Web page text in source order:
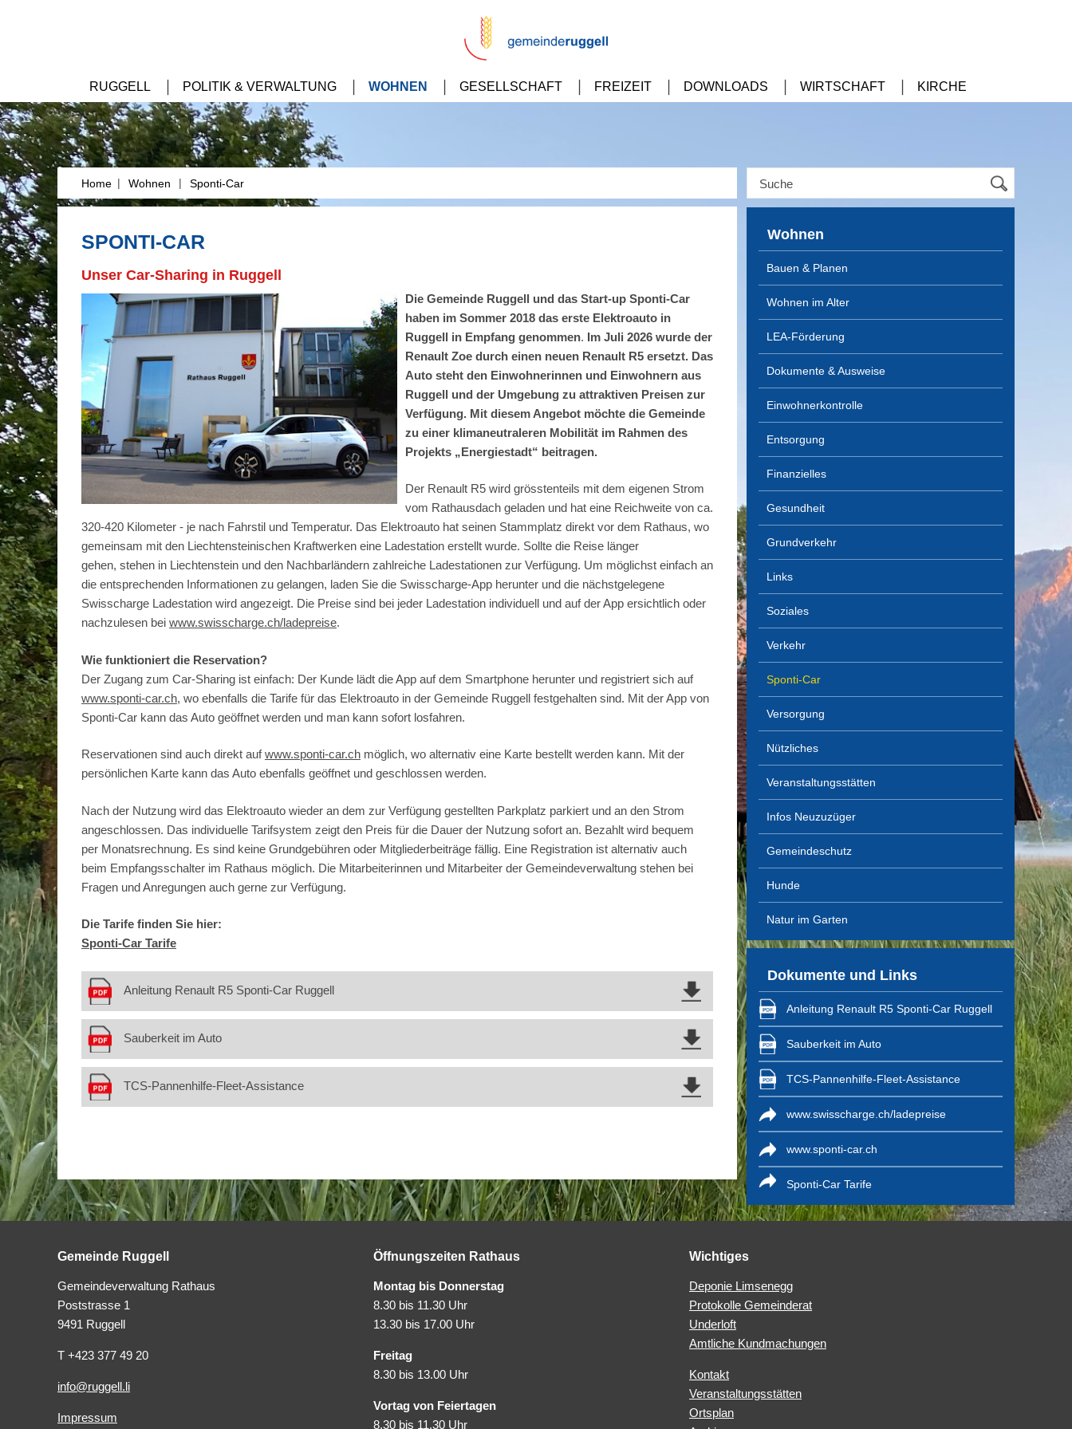
RUGGELL POLITIK & VERWALTUNG WOHNEN GESELLSCHAFT FREIZEIT DOWNLOADS WIRTSCHAFT KIRCHE
Home | Wohnen | Sponti-Car
SPONTI-CAR
Unser Car-Sharing in Ruggell
Die Gemeinde Ruggell und das Start-up Sponti-Car
haben im Sommer 2018 das erste Elektroauto in
Ruggell in Empfang genommen. Im Juli 2026 wurde der
Renault Zoe durch einen neuen Renault R5 ersetzt. Das
Auto steht den Einwohnerinnen und Einwohnern aus
Ruggell und der Umgebung zu attraktiven Preisen zur
Verfügung. Mit diesem Angebot möchte die Gemeinde
zu einer klimaneutraleren Mobilität im Rahmen des
Projekts „Energiestadt“ beitragen.
Der Renault R5 wird grösstenteils mit dem eigenen Strom
vom Rathausdach geladen und hat eine Reichweite von ca.
320-420 Kilometer - je nach Fahrstil und Temperatur. Das Elektroauto hat seinen Stammplatz direkt vor dem Rathaus, wo
gemeinsam mit den Liechtensteinischen Kraftwerken eine Ladestation erstellt wurde. Sollte die Reise länger
gehen, stehen in Liechtenstein und den Nachbarländern zahlreiche Ladestationen zur Verfügung. Um möglichst einfach an
die entsprechenden Informationen zu gelangen, laden Sie die Swisscharge-App herunter und die nächstgelegene
Swisscharge Ladestation wird angezeigt. Die Preise sind bei jeder Ladestation individuell und auf der App ersichtlich oder
nachzulesen bei www.swisscharge.ch/ladepreise.
Wie funktioniert die Reservation?
Der Zugang zum Car-Sharing ist einfach: Der Kunde lädt die App auf dem Smartphone herunter und registriert sich auf
www.sponti-car.ch, wo ebenfalls die Tarife für das Elektroauto in der Gemeinde Ruggell festgehalten sind. Mit der App von
Sponti-Car kann das Auto geöffnet werden und man kann sofort losfahren.
Reservationen sind auch direkt aufwww.sponti-car.ch möglich, wo alternativ eine Karte bestellt werden kann. Mit der
persönlichen Karte kann das Auto ebenfalls geöffnet und geschlossen werden.
Nach der Nutzung wird das Elektroauto wieder an dem zur Verfügung gestellten Parkplatz parkiert und an den Strom
angeschlossen. Das individuelle Tarifsystem zeigt den Preis für die Dauer der Nutzung sofort an. Bezahlt wird bequem
per Monatsrechnung. Es sind keine Grundgebühren oder Mitgliederbeiträge fällig. Eine Registration ist alternativ auch
beim Empfangsschalter im Rathaus möglich. Die Mitarbeiterinnen und Mitarbeiter der Gemeindeverwaltung stehen bei
Fragen und Anregungen auch gerne zur Verfügung.
Die Tarife finden Sie hier:
Sponti-Car Tarife
Anleitung Renault R5 Sponti-Car Ruggell
Sauberkeit im Auto
TCS-Pannenhilfe-Fleet-Assistance
Wohnen
Bauen & Planen
Wohnen im Alter
LEA-Förderung
Dokumente & Ausweise
Einwohnerkontrolle
Entsorgung
Finanzielles
Gesundheit
Grundverkehr
Links
Soziales
Verkehr
Sponti-Car
Versorgung
Nützliches
Veranstaltungsstätten
Infos Neuzuzüger
Gemeindeschutz
Hunde
Natur im Garten
Dokumente und Links
Anleitung Renault R5 Sponti-Car Ruggell
Sauberkeit im Auto
TCS-Pannenhilfe-Fleet-Assistance
www.swisscharge.ch/ladepreise
www.sponti-car.ch
Sponti-Car Tarife
Gemeinde Ruggell
Gemeindeverwaltung Rathaus
Poststrasse 1
9491 Ruggell
T +423 377 49 20
info@ruggell.li
Impressum
Öffnungszeiten Rathaus
Montag bis Donnerstag
8.30 bis 11.30 Uhr
13.30 bis 17.00 Uhr
Freitag
8.30 bis 13.00 Uhr
Vortag von Feiertagen
8.30 bis 11.30 Uhr
Wichtiges
Deponie Limsenegg
Protokolle Gemeinderat
Underloft
Amtliche Kundmachungen
Kontakt
Veranstaltungsstätten
Ortsplan